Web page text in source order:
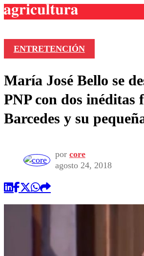
Frecuencias
Agricultura TV
Deportes
Colo Colo
Seleccion Chilena
Torneo Internacional
Entretención
Economía
Internacional
Publicaciones en
Opinión
ENTRETENCIÓN
María José Bello se
PNP con dos inéditas
Barcedes y su
por core
agosto 24, 2018